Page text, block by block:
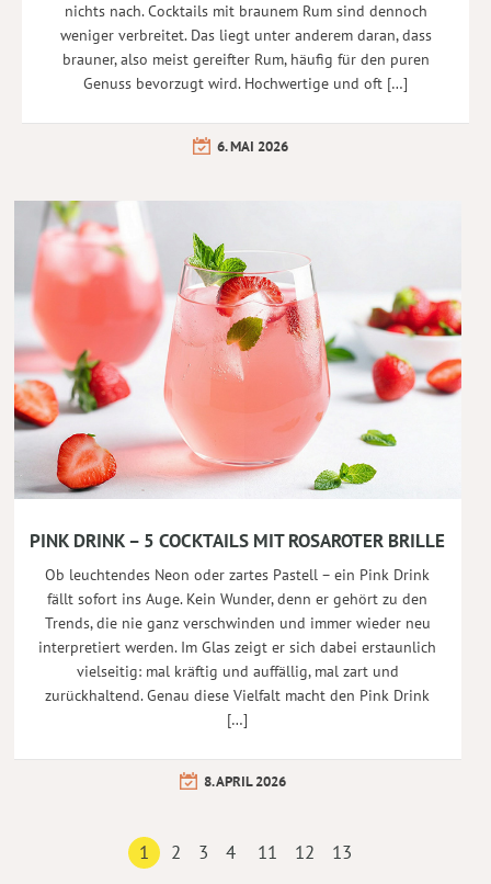
nichts nach. Cocktails mit braunem Rum sind dennoch
weniger verbreitet. Das liegt unter anderem daran, dass
brauner, also meist gereifter Rum, häufig für den puren
Genuss bevorzugt wird. Hochwertige und oft […]
6. MAI 2026
PINK DRINK – 5 COCKTAILS MIT ROSAROTER BRILLE
Ob leuchtendes Neon oder zartes Pastell – ein Pink Drink
fällt sofort ins Auge. Kein Wunder, denn er gehört zu den
Trends, die nie ganz verschwinden und immer wieder neu
interpretiert werden. Im Glas zeigt er sich dabei erstaunlich
vielseitig: mal kräftig und auffällig, mal zart und
zurückhaltend. Genau diese Vielfalt macht den Pink Drink
[…]
8. APRIL 2026
1 2 3 4 11 12 13